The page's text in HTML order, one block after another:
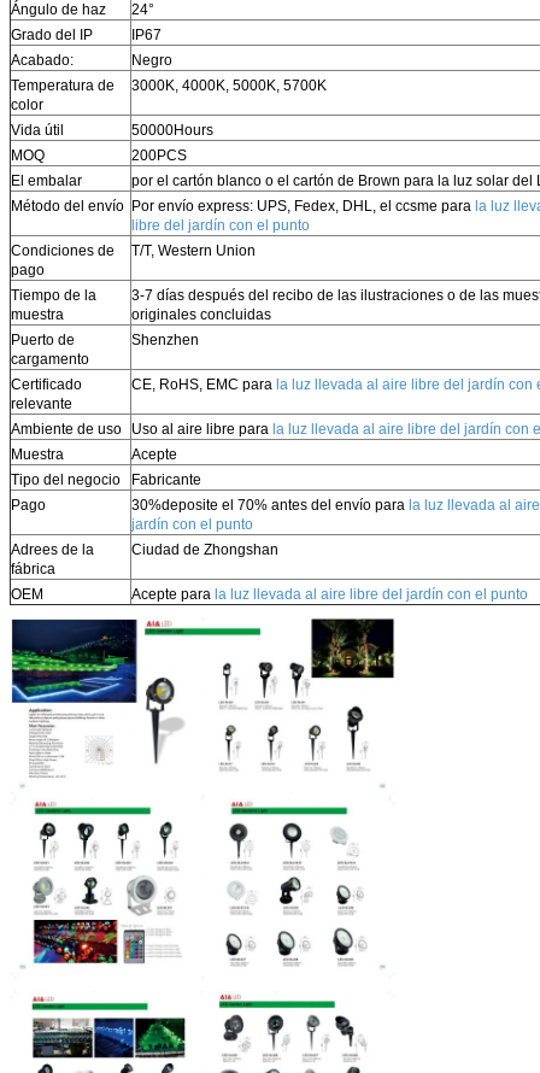
Ángulo de haz
24°
Grado del IP
IP67
Acabado:
Negro
Temperatura de
color
3000K, 4000K, 5000K, 5700K
Vida útil
50000Hours
MOQ
200PCS
El embalar
por el cartón blanco o el cartón de Brown para la luz solar del
Método del envío Por envío express: UPS, Fedex, DHL, el ccsme para la luz
libre del jardín con el punto
Condiciones de
pago
T/T, Western Union
Tiempo de la
muestra
3-7 días después del recibo de las ilustraciones o de las
originales concluidas
Puerto de
cargamento
Shenzhen
Certificado
relevante
CE, RoHS, EMC para la luz llevada al aire libre del jardín con
Ambiente de uso Uso al aire libre para la luz llevada al aire libre del jardín con
Muestra
Acepte
Tipo del negocio
Fabricante
Pago
30%deposite el 70% antes del envío para la luz llevada al
jardín con el punto
Adrees de la
fábrica
Ciudad de Zhongshan
OEM Acepte para la luz llevada al aire libre del jardín con el punto